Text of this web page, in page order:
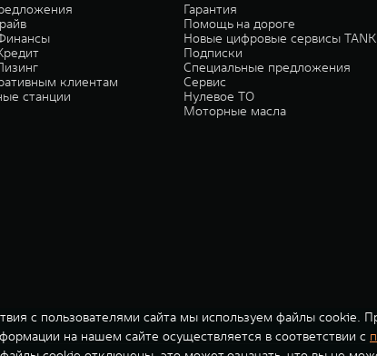
клиентам
станции
Гарантия
Помощь на дороге
Новые цифровые сервисы TANK
Подписки
Специальные предложения
Сервис
Нулевое ТО
Моторные масла
с пользователями сайта мы используем файлы cookie.
на нашем сайте осуществляется в соответствии с